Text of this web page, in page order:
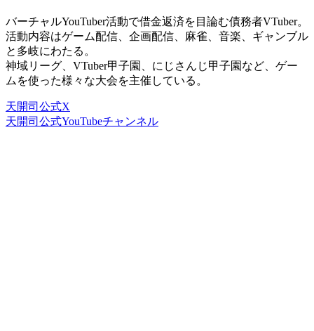
バーチャルYouTuber活動で借金返済を目論む債務者VTuber。
活動内容はゲーム配信、企画配信、麻雀、音楽、ギャンブル
と多岐にわたる。
神域リーグ、VTuber甲子園、にじさんじ甲子園など、ゲー
ムを使った様々な大会を主催している。
天開司公式X
天開司公式YouTubeチャンネル